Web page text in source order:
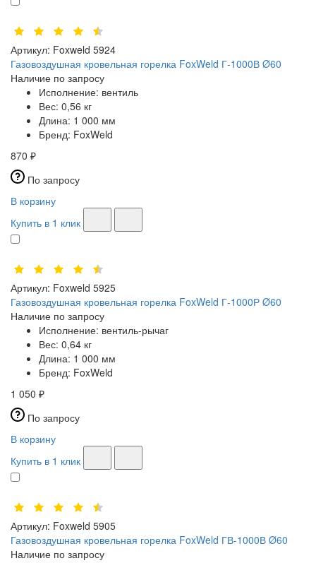
Артикул: Foxweld 5924
Газовоздушная кровельная горелка FoxWeld Г-1000В Ø60
Наличие по запросу
Исполнение: вентиль
Вес: 0,56 кг
Длина: 1 000 мм
Бренд: FoxWeld
870 ₽
По запросу
В корзину
Купить в 1 клик
Артикул: Foxweld 5925
Газовоздушная кровельная горелка FoxWeld Г-1000Р Ø60
Наличие по запросу
Исполнение: вентиль-рычаг
Вес: 0,64 кг
Длина: 1 000 мм
Бренд: FoxWeld
1 050 ₽
По запросу
В корзину
Купить в 1 клик
Артикул: Foxweld 5905
Газовоздушная кровельная горелка FoxWeld ГВ-1000В Ø60
Наличие по запросу